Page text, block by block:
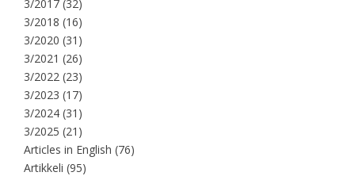
3/2017 (32)
3/2018 (16)
3/2020 (31)
3/2021 (26)
3/2022 (23)
3/2023 (17)
3/2024 (31)
3/2025 (21)
Articles in English (76)
Artikkeli (95)